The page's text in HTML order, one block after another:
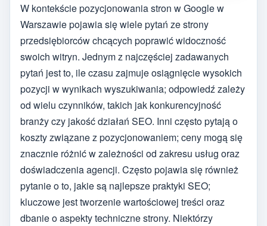
W kontekście pozycjonowania stron w Google w
Warszawie pojawia się wiele pytań ze strony
przedsiębiorców chcących poprawić widoczność
swoich witryn. Jednym z najczęściej zadawanych
pytań jest to, ile czasu zajmuje osiągnięcie wysokich
pozycji w wynikach wyszukiwania; odpowiedź zależy
od wielu czynników, takich jak konkurencyjność
branży czy jakość działań SEO. Inni często pytają o
koszty związane z pozycjonowaniem; ceny mogą się
znacznie różnić w zależności od zakresu usług oraz
doświadczenia agencji. Często pojawia się również
pytanie o to, jakie są najlepsze praktyki SEO;
kluczowe jest tworzenie wartościowej treści oraz
dbanie o aspekty techniczne strony. Niektórzy